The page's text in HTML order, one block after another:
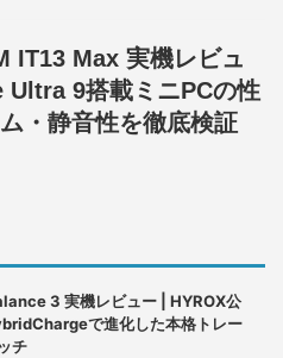
IT13 Max 実機レビュ
Ultra 9搭載ミニPCの性
・静音性を徹底検証
3 実機レビュー | HYROX公
で進化した本格トレー
チ